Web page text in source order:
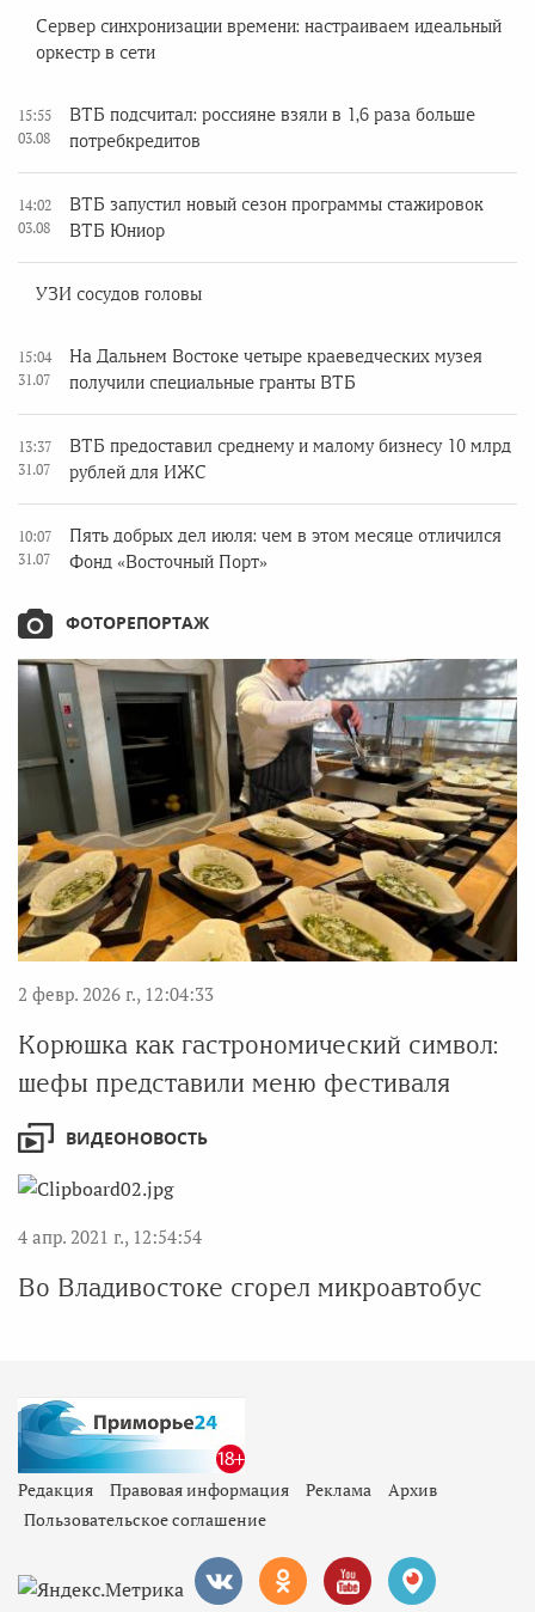
Сервер синхронизации времени: настраиваем идеальный
оркестр в сети
15:55
03.08
ВТБ подсчитал: россияне взяли в 1,6 раза больше
потребкредитов
14:02
03.08
ВТБ запустил новый сезон программы стажировок
ВТБ Юниор
УЗИ сосудов головы
15:04
31.07
На Дальнем Востоке четыре краеведческих музея
получили специальные гранты ВТБ
13:37
31.07
ВТБ предоставил среднему и малому бизнесу 10 млрд
рублей для ИЖС
10:07
31.07
Пять добрых дел июля: чем в этом месяце отличился
Фонд «Восточный Порт»
ФОТОРЕПОРТАЖ
2 февр. 2026 г., 12:04:33
Корюшка как гастрономический символ:
шефы представили меню фестиваля
ВИДЕОНОВОСТЬ
4 апр. 2021 г., 12:54:54
Во Владивостоке сгорел микроавтобус
Редакция Правовая информация Реклама
Архив
Пользовательское соглашение